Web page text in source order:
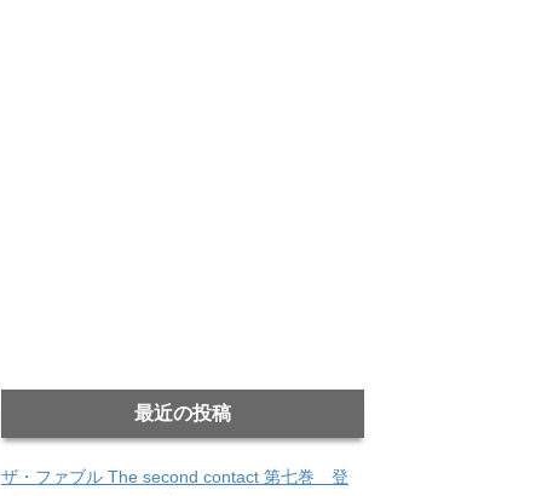
最近の投稿
ザ・ファブル The second contact 第七巻 登